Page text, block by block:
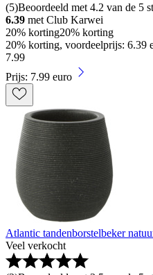
(5)Beoordeeld met 4.2 van de 5
6.39 met Club Karwei
20% korting20% korting
20% korting, voordeelprijs: 6.39
7.99
Prijs: 7.99 euro
Atlantic tandenborstelbeker
Veel verkocht